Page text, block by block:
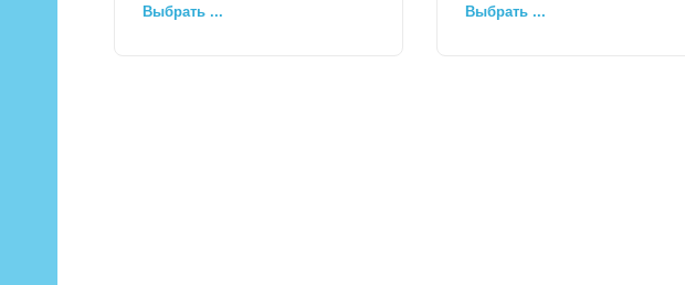
Выбрать ... Выбрать ...